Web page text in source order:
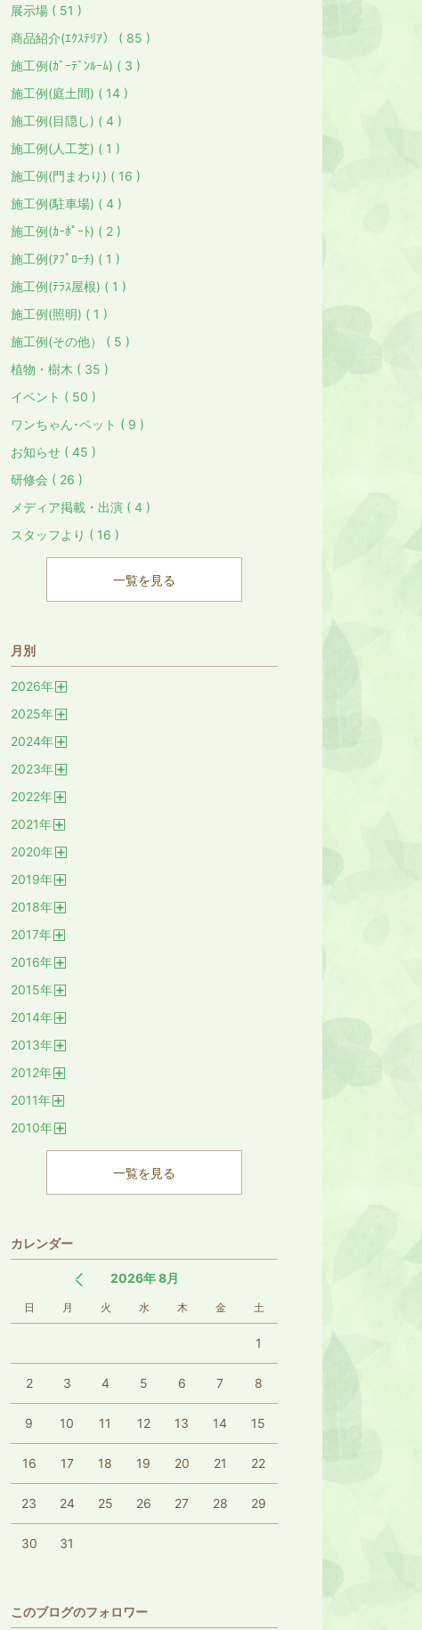
展示場 ( 51 )
商品紹介(ｴｸｽﾃﾘｱ） ( 85 )
施工例(ｶﾞｰﾃﾞﾝﾙｰﾑ) ( 3 )
施工例(庭土間) ( 14 )
施工例(目隠し) ( 4 )
施工例(人工芝) ( 1 )
施工例(門まわり) ( 16 )
施工例(駐車場) ( 4 )
施工例(ｶｰﾎﾟｰﾄ) ( 2 )
施工例(ｱﾌﾟﾛｰﾁ) ( 1 )
施工例(ﾃﾗｽ屋根) ( 1 )
施工例(照明) ( 1 )
施工例(その他） ( 5 )
植物・樹木 ( 35 )
イベント ( 50 )
ワンちゃん･ペット ( 9 )
お知らせ ( 45 )
研修会 ( 26 )
メディア掲載・出演 ( 4 )
スタッフより ( 16 )
一覧を見る
月別
2026年
2025年
2024年
2023年
2022年
2021年
2020年
2019年
2018年
2017年
2016年
2015年
2014年
2013年
2012年
2011年
2010年
一覧を見る
カレンダー
2026年 8月
日 月 火 水 木 金 土
1
2 3 4 5 6 7 8
9 10 11 12 13 14 15
16 17 18 19 20 21 22
23 24 25 26 27 28 29
30 31
このブログのフォロワー